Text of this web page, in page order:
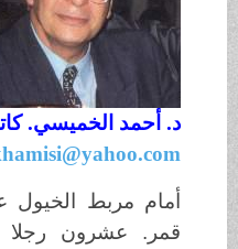
د. أحمد الخميسي.
أمام مربط الخيول
قمر. عشرون رجلا